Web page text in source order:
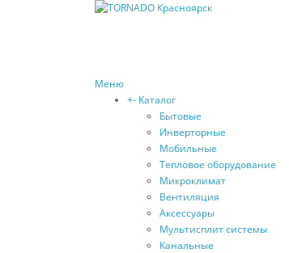
Меню
+- Каталог
Бытовые
Инверторные
Мобильные
Тепловое оборудование
Микроклимат
Вентиляция
Аксессуары
Мультисплит системы
Канальные